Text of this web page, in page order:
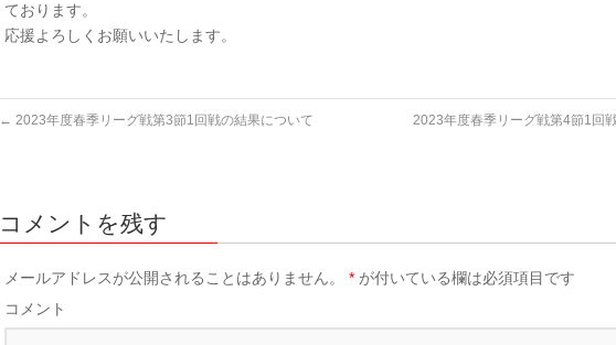
ております。
応援よろしくお願いいたします。
← 2023年度春季リーグ戦第3節1回戦の結果について 2023年度春季リーグ戦第4節1回
コメントを残す
メールアドレスが公開されることはありません。 * が付いている欄は必須項目です
コメント